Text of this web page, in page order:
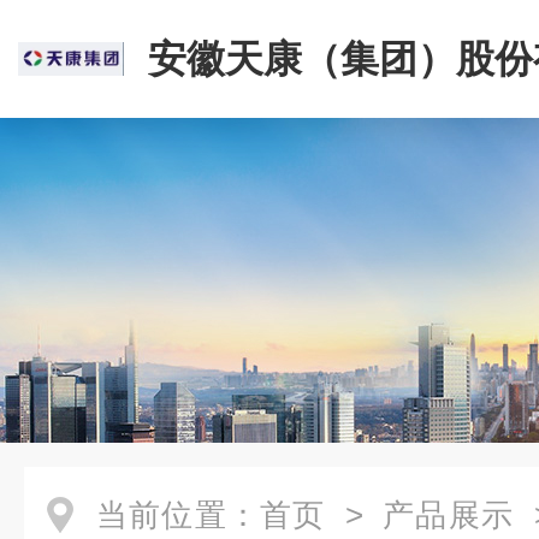
安徽天康（集团）股
司
当前位置： 首页 > 产品展示